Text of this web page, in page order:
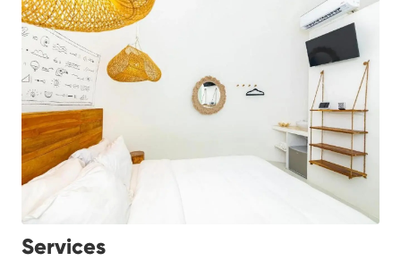
Services